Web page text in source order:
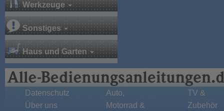
Werkzeuge
Sonstiges
Haus und Garten
Datenschutz
Über uns
Auto,
Motorrad &
TV &
Zubehör